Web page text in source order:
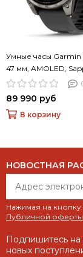
Умные часы Garmin
47 мм, AMOLED,
Titanium with
Silicone Band
89 990 руб
В корзину
НОВОСТНАЯ
Нажимая на кнопку
Публичной оферты
Подпишитесь на
новых